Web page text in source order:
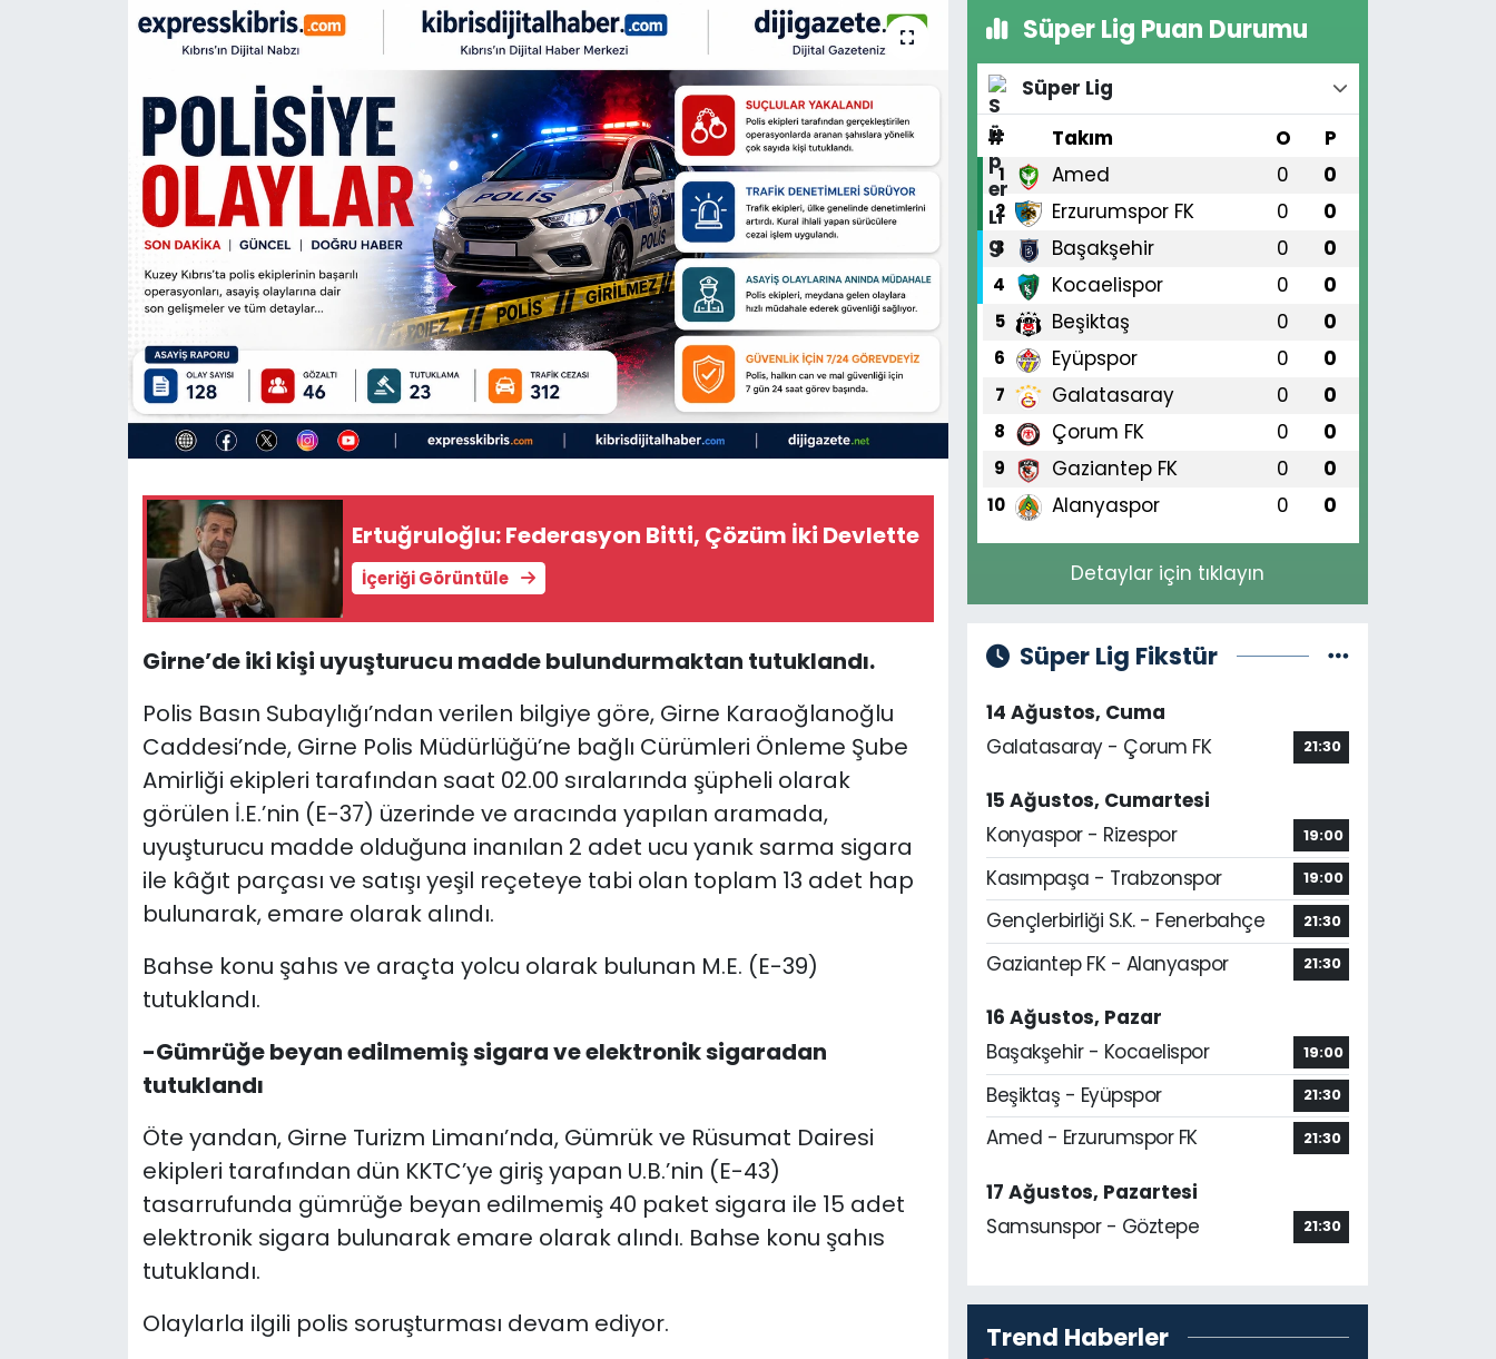
Ertuğruloğlu: Federasyon Bitti, Çözüm İki Devlette
İçeriği Görüntüle
Girne’de iki kişi uyuşturucu madde bulundurmaktan tutuklandı.
Polis Basın Subaylığı’ndan verilen bilgiye göre, Girne Karaoğlanoğlu
Caddesi’nde, Girne Polis Müdürlüğü’ne bağlı Cürümleri Önleme Şube
Amirliği ekipleri tarafından saat 02.00 sıralarında şüpheli olarak
görülen İ.E.’nin (E-37) üzerinde ve aracında yapılan aramada,
uyuşturucu madde olduğuna inanılan 2 adet ucu yanık sarma sigara
ile kâğıt parçası ve satışı yeşil reçeteye tabi olan toplam 13 adet hap
bulunarak, emare olarak alındı.
Bahse konu şahıs ve araçta yolcu olarak bulunan M.E. (E-39)
tutuklandı.
-Gümrüğe beyan edilmemiş sigara ve elektronik sigaradan
tutuklandı
Öte yandan, Girne Turizm Limanı’nda, Gümrük ve Rüsumat Dairesi
ekipleri tarafından dün KKTC’ye giriş yapan U.B.’nin (E-43)
tasarrufunda gümrüğe beyan edilmemiş 40 paket sigara ile 15 adet
elektronik sigara bulunarak emare olarak alındı. Bahse konu şahıs
tutuklandı.
Olaylarla ilgili polis soruşturması devam ediyor.
Süper Lig Puan Durumu
Süper Lig
#
Takım O P
1 Amed 0 0
2 Erzurumspor FK 0 0
3 Başakşehir 0 0
4 Kocaelispor 0 0
5 Beşiktaş 0 0
6 Eyüpspor 0 0
7 Galatasaray 0 0
8 Çorum FK 0 0
9 Gaziantep FK 0 0
10 Alanyaspor 0 0
Detaylar için tıklayın
Süper Lig Fikstür
14 Ağustos, Cuma
Galatasaray - Çorum FK
21:30
15 Ağustos, Cumartesi
Konyaspor - Rizespor
19:00
Kasımpaşa - Trabzonspor 19:00
Gençlerbirliği S.K. - Fenerbahçe 21:30
Gaziantep FK - Alanyaspor 21:30
16 Ağustos, Pazar
Başakşehir - Kocaelispor
19:00
Beşiktaş - Eyüpspor 21:30
Amed - Erzurumspor FK 21:30
17 Ağustos, Pazartesi
Samsunspor - Göztepe
21:30
Trend Haberler
Gündem
KKTC YEREL SEÇİM 2018
Kültür Sanat
Magazin
Nöbetçi Eczaneler
Otomobil Dünyası
Teknoloji
Video Galeri
Yazarlar